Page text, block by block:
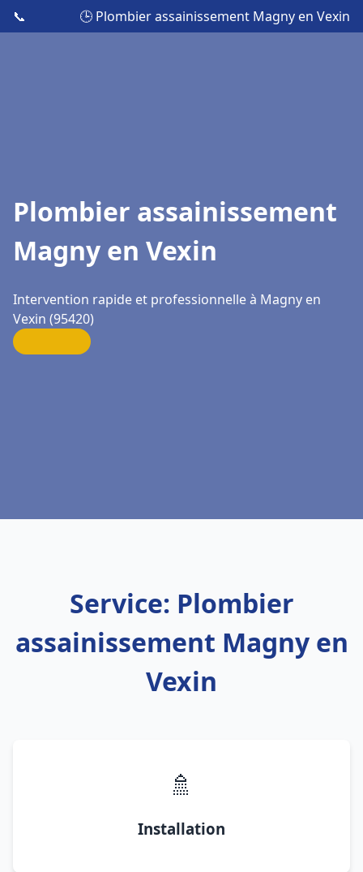
📞 🕒 Plombier assainissement Magny en Vexin
Plombier assainissement
Magny en Vexin
Intervention rapide et professionnelle à Magny en
Vexin (95420)
Service: Plombier
assainissement Magny en
Vexin
🚿
Installation